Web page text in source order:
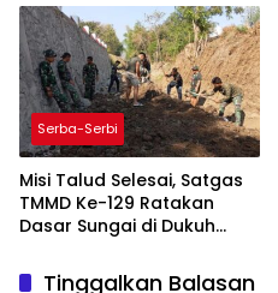
Serba-Serbi
Misi Talud Selesai, Satgas
TMMD Ke-129 Ratakan
Dasar Sungai di Dukuh
Tinggalkan Balasan